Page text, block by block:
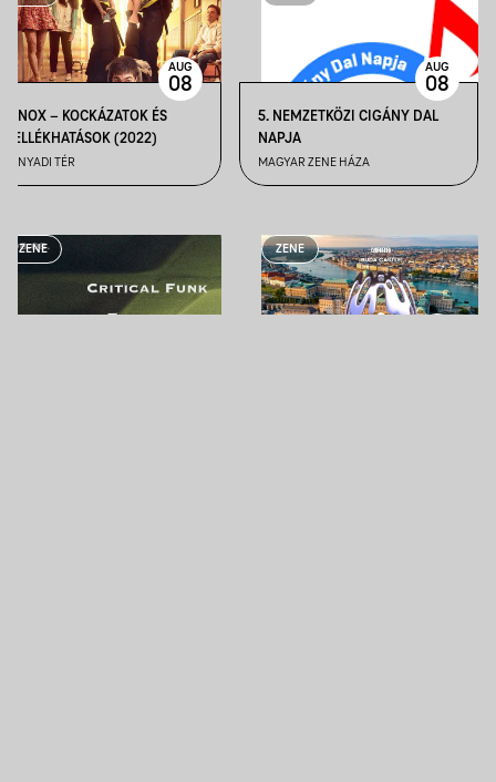
ZANOX – KOCKÁZATOK ÉS
MELLÉKHATÁSOK (2022)
HUNYADI TÉR
AUG
08
5. NEMZETKÖZI CIGÁNY DAL
NAPJA
MAGYAR ZENE HÁZA
AUG
08
ZENE ZENE